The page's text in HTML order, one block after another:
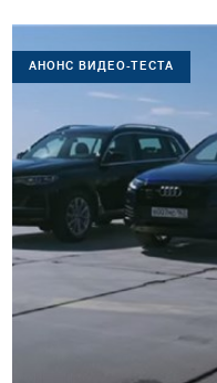
АНОНС ВИДЕО-ТЕСТА